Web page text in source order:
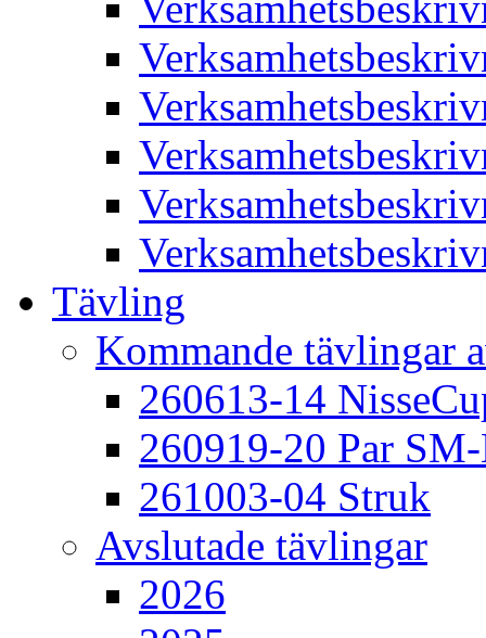
Tävling
Kommande tävlingar
260613-14
260919-20 Par
261003-04 Struk
Avslutade tävlingar
2026